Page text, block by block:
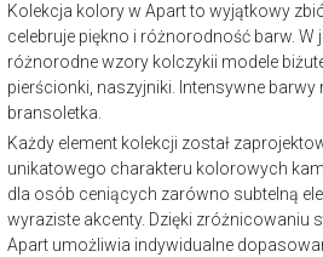
Kolekcja kolory w Apart to wyjątkowy
celebruje piękno i różnorodność barw. W
różnorodne wzory kolczykii modele
pierścionki, naszyjniki. Intensywne barwy
bransoletka.
Każdy element kolekcji został
unikatowego charakteru kolorowych
dla osób ceniących zarówno subtelną
wyraziste akcenty. Dzięki zróżnicowaniu
Apart umożliwia indywidualne